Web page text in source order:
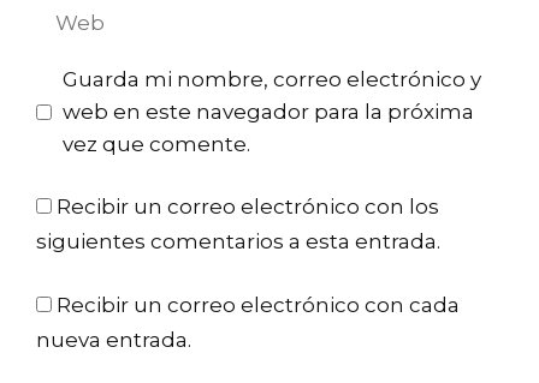
Guarda mi nombre, correo electrónico y
web en este navegador para la próxima
vez que comente.
Recibir un correo electrónico con los
siguientes comentarios a esta entrada.
Recibir un correo electrónico con cada
nueva entrada.